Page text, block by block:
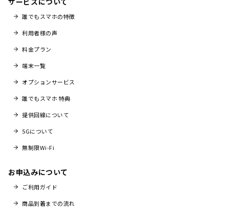
誰でもスマホの特徴
利用者様の声
料金プラン
端末一覧
オプションサービス
誰でもスマホ 特典
提供回線について
5Gについて
無制限Wi-Fi
お申込みについて
ご利用ガイド
商品到着までの流れ